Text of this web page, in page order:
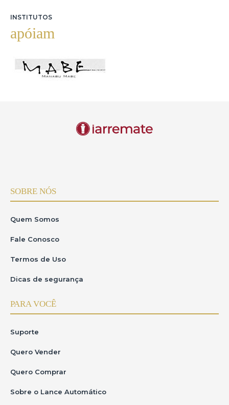
INSTITUTOS
apóiam
SOBRE NÓS
Quem Somos
Fale Conosco
Termos de Uso
Dicas de segurança
PARA VOCÊ
Suporte
Quero Vender
Quero Comprar
Sobre o Lance Automático